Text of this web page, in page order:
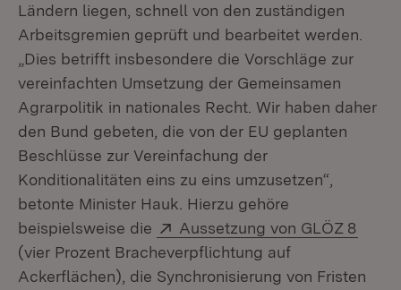
Ländern liegen, schnell von den zuständigen
Arbeitsgremien geprüft und bearbeitet werden.
„Dies betrifft insbesondere die Vorschläge zur
vereinfachten Umsetzung der Gemeinsamen
Agrarpolitik in nationales Recht. Wir haben daher
den Bund gebeten, die von der EU geplanten
Beschlüsse zur Vereinfachung der
Konditionalitäten eins zu eins umzusetzen“,
betonte Minister Hauk. Hierzu gehöre
beispielsweise die
Extern:
Aussetzung von GLÖZ 8
(vier Prozent Bracheverpflichtung auf
Ackerflächen), die Synchronisierung von Fristen